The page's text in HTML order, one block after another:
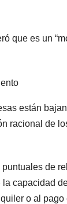
que es un
están
racional de
de
capacidad
o al